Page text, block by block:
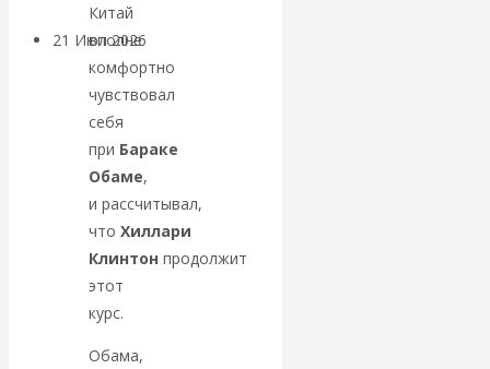
21 Июл 2026
интервью и беседы
ВАлентин
Катасонов.
Воздушные
коридоры:
«Паутина-2»
Китай
вполне
комфортно
чувствовал
себя
при Бараке
Обаме,
и рассчитывал,
чтоХиллари
Клинтон продолжит
этот
курс.
Обама,